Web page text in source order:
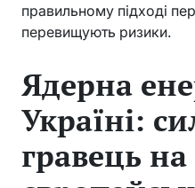
правильному підході
перевищують ризики.
Ядерна
Україні:
гравець на